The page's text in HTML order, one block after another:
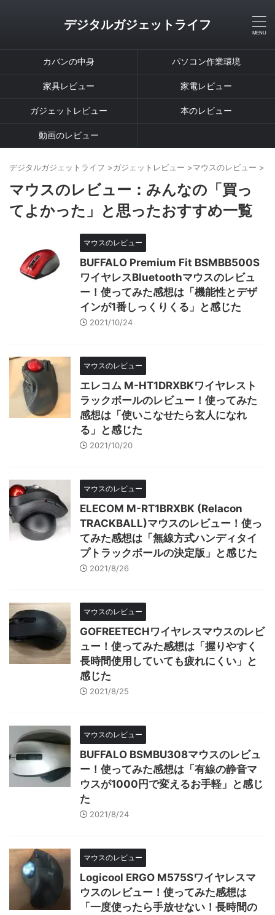
デジタルガジェットライフ
カバンの中身 パソコン作業環境
家具レビュー 家電レビュー
ガジェットレビュー 本のレビュー
動画のレビュー
デジタルガジェットライフ >ガジェットレビュー >マウスのレビュー >
マウスのレビュー：みんなの「買っ
てよかった」と思ったおすすめ一覧
マウスのレビュー
BUFFALO Premium Fit BSMBB500S
ワイヤレスBluetoothマウスのレビュ
ー！使ってみた感想は「機能性とデザ
インが1番しっくりくる」と感じた
2021/10/24
マウスのレビュー
エレコム M-HT1DRXBKワイヤレスト
ラックボールのレビュー！使ってみた
感想は「使いこなせたら玄人になれ
る」と感じた
2021/10/20
マウスのレビュー
ELECOM M-RT1BRXBK (Relacon
TRACKBALL)マウスのレビュー！使っ
てみた感想は「無線方式ハンディタイ
プトラックボールの決定版」と感じた
2021/8/26
マウスのレビュー
GOFREETECHワイヤレスマウスのレビ
ュー！使ってみた感想は「握りやすく
長時間使用していても疲れにくい」と
感じた
2021/8/25
マウスのレビュー
BUFFALO BSMBU308マウスのレビュ
ー！使ってみた感想は「有線の静音マ
ウスが1000円で変えるお手軽」と感じ
た
2021/8/24
マウスのレビュー
Logicool ERGO M575Sワイヤレスマ
ウスのレビュー！使ってみた感想は
「一度使ったら手放せない！長時間の